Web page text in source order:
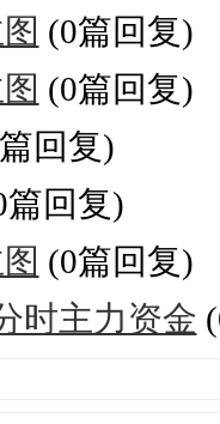
(0篇回复)
(0篇回复)
回复)
篇回复)
(0篇回复)
时主力资金